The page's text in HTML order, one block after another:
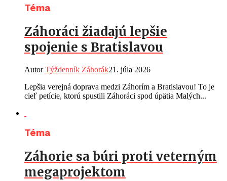
Téma
Záhoráci žiadajú lepšie
spojenie s Bratislavou
AutorTýždenník Záhorák21. júla 2026
Lepšia verejná doprava medzi Záhorím a Bratislavou! To je
cieľ petície, ktorú spustili Záhoráci spod úpätia Malých...
Téma
Záhorie sa búri proti veterným
megaprojektom